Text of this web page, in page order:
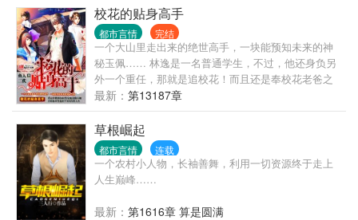
犬的过程。
校花的贴身高手
都市言情 完结
一个大山里走出来的绝世高手，一块能预知未来的神
秘玉佩…… 林逸是一名普通学生，不过，他还身负另
外一个重任，那就是追校花！而且还是奉校花老爸之
命！ 虽然林逸很不想跟这位难伺候的大小姐打交道，
但是长辈之命难违抗，他不得不千里迢迢的转学到了
松山市，给大小姐鞍前马后的当跟班……于是，史上
最牛B的跟班出现了——大小姐的贴身高手！ 看这位
跟班如何发家致富偷小姐，开始他奉旨泡妞牛X闪闪的
人生…… 本书有点儿纯……也有点儿小暧昧…… 【本
书目前不求月票了，各位如果觉得书还不错，就投一
些推荐票吧！】
最新： 第13187章
草根崛起
都市言情 连载
一个农村小人物，长袖善舞，利用一切资源终于走上
人生巅峰……
最新： 第1616章 算是圆满